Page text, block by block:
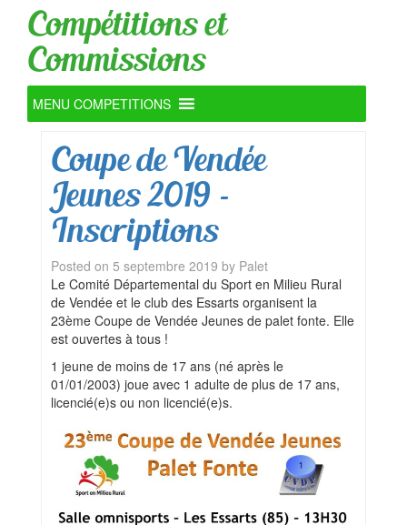
Compétitions et
Commissions
MENU COMPETITIONS
Coupe de Vendée
Jeunes 2019 –
Inscriptions
Posted on 5 septembre 2019 by Palet
Le Comité Départemental du Sport en Milieu Rural
de Vendée et le club des Essarts organisent la
23ème Coupe de Vendée Jeunes de palet fonte. Elle
est ouvertes à tous !
1 jeune de moins de 17 ans (né après le
01/01/2003) joue avec 1 adulte de plus de 17 ans,
licencié(e)s ou non licencié(e)s.